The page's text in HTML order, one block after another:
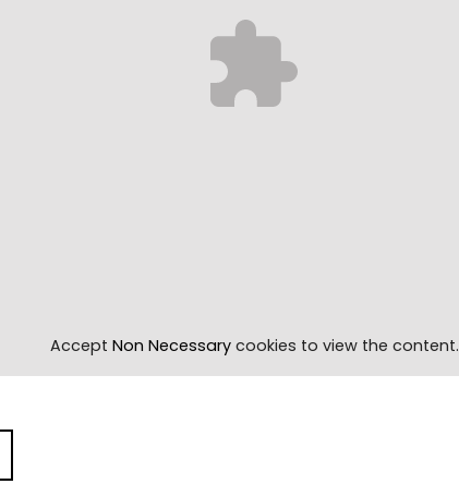
Accept Non Necessarycookies to view the content.